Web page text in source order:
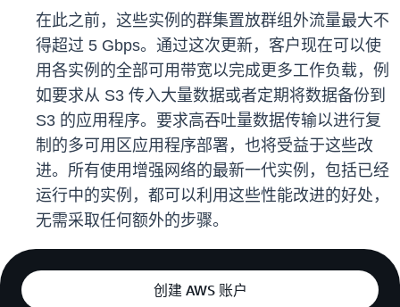
在此之前，这些实例的群集置放群组外流量最大不
得超过 5 Gbps。通过这次更新，客户现在可以使
用各实例的全部可用带宽以完成更多工作负载，例
如要求从 S3 传入大量数据或者定期将数据备份到
S3 的应用程序。要求高吞吐量数据传输以进行复
制的多可用区应用程序部署，也将受益于这些改
进。所有使用增强网络的最新一代实例，包括已经
运行中的实例，都可以利用这些性能改进的好处，
无需采取任何额外的步骤。
创建 AWS 账户